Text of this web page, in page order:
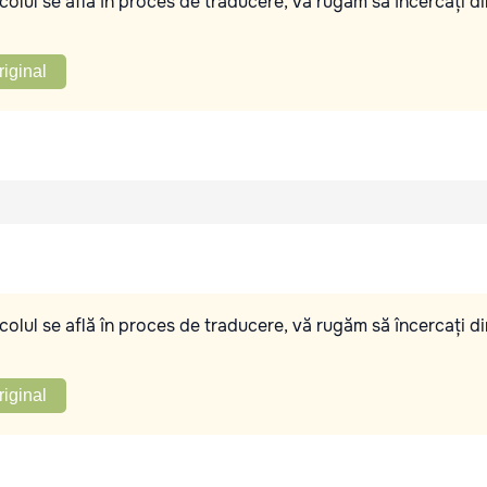
se află în proces de traducere, vă rugăm să încercați